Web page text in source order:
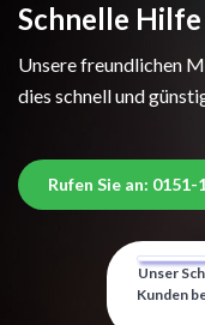
Schnelle
Unsere freundlichen
dies schnell und
Rufen Sie an: 0151-
Unser
Kunden